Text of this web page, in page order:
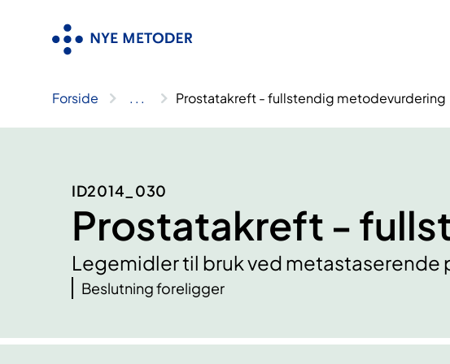
Forside .. . Prostatakreft - fullstendig metodevurdering
ID2014_030
Prostatakreft -
Legemidler til bruk ved
Beslutning foreligger